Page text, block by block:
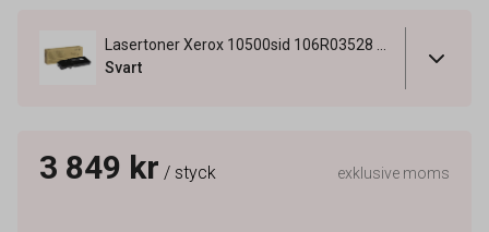
Svart
3 849 kr / styck exklusive moms